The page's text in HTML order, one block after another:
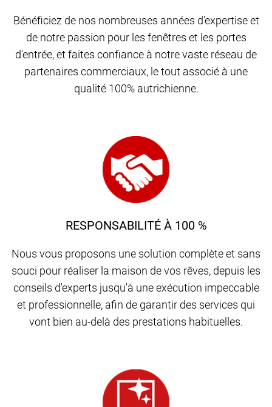
Bénéficiez de nos nombreuses années d'expertise et
de notre passion pour les fenêtres et les portes
d'entrée, et faites confiance à notre vaste réseau de
partenaires commerciaux, le tout associé à une
qualité 100% autrichienne.
RESPONSABILITÉ À 100 %
Nous vous proposons une solution complète et sans
souci pour réaliser la maison de vos rêves, depuis les
conseils d'experts jusqu'à une exécution impeccable
et professionnelle, afin de garantir des services qui
vont bien au-delà des prestations habituelles.